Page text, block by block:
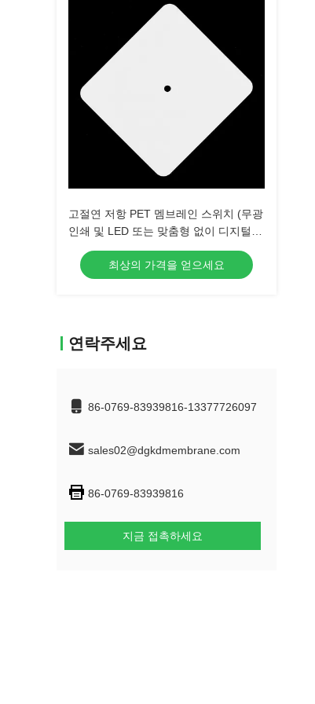
고절연 저항 PET 멤브레인 스위치 (무광
인쇄 및 LED 또는 맞춤형 없이 디지털
인쇄)
최상의 가격을 얻으세요
연락주세요
86-0769-83939816-13377726097
sales02@dgkdmembrane.com
86-0769-83939816
지금 접촉하세요